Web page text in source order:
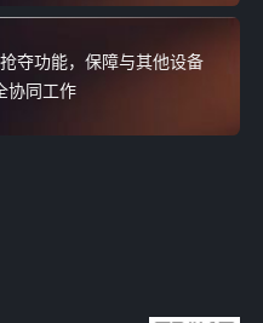
夺功能，保障与其他设备
协同工作